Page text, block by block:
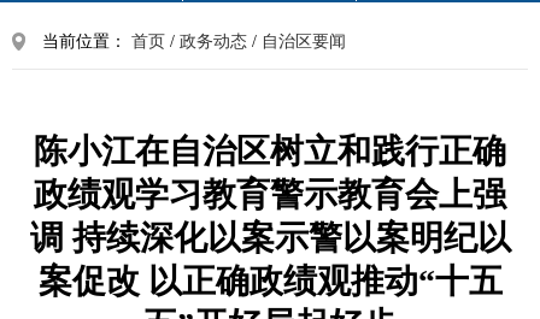
当前位置： 首页 / 政务动态 / 自治区要闻
陈小江在自治区树立和践行正确
政绩观学习教育警示教育会上强
调 持续深化以案示警以案明纪以
案促改 以正确政绩观推动“十五